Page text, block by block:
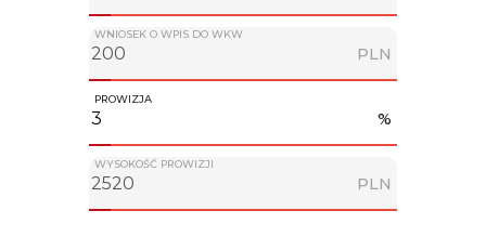
WNIOSEK O WPIS DO WKW
PLN
PROWIZJA
%
WYSOKOŚĆ PROWIZJI
PLN